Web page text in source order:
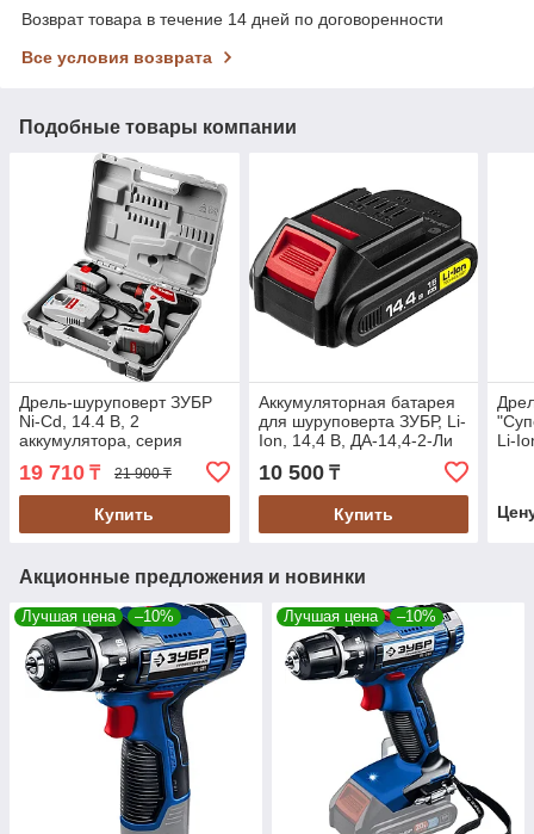
Возврат товара в течение 14 дней по договоренности
Все условия возврата
Подобные товары компании
Дрель-шуруповерт ЗУБР
Ni-Cd, 14.4 В, 2
аккумулятора, серия
"Профессионал"
(ЗДА-14.4-2 КИН20)
19 710 ₸ 21 900 ₸
Купить
Аккумуляторная батарея
для шуруповерта ЗУБР, Li-
Ion, 14,4 В, ДА-14,4-2-Ли
(АКБ-14.4-Ли 15М2)
10 500₸
Купить
Li-
Акционные предложения и новинки
Лучшая цена –10% Лучшая цена –10%